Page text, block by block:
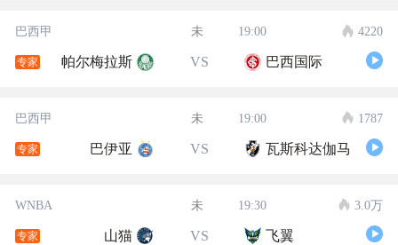
巴西甲 未 19:00 4220
专家 帕尔梅拉斯 VS 巴西国际
巴西甲 未 19:00 1787
专家 巴伊亚 VS 瓦斯科达伽马
WNBA 未 19:30 3.0万
专家 山猫 VS 飞翼